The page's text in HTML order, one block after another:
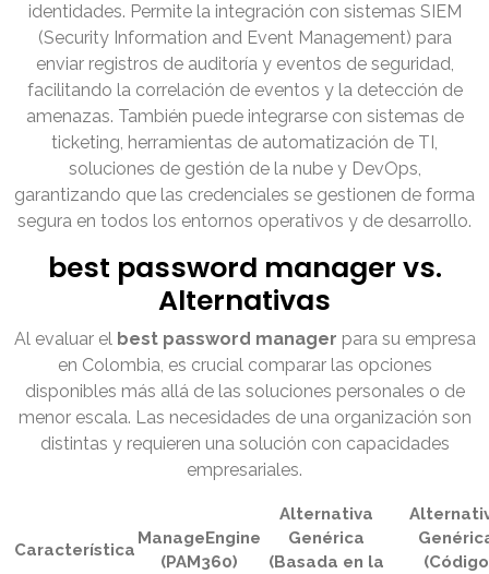
identidades. Permite la integración con sistemas SIEM
(Security Information and Event Management) para
enviar registros de auditoría y eventos de seguridad,
facilitando la correlación de eventos y la detección de
amenazas. También puede integrarse con sistemas de
ticketing, herramientas de automatización de TI,
soluciones de gestión de la nube y DevOps,
garantizando que las credenciales se gestionen de forma
segura en todos los entornos operativos y de desarrollo.
best password manager vs.
Alternativas
Al evaluar el best password manager para su empresa
en Colombia, es crucial comparar las opciones
disponibles más allá de las soluciones personales o de
menor escala. Las necesidades de una organización son
distintas y requieren una solución con capacidades
empresariales.
Característica
ManageEngine
(PAM360)
Alternativa
Genérica
(Basada en la
(Código